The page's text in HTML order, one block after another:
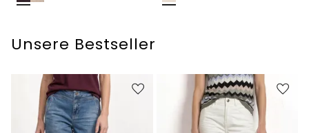
Unsere Bestseller